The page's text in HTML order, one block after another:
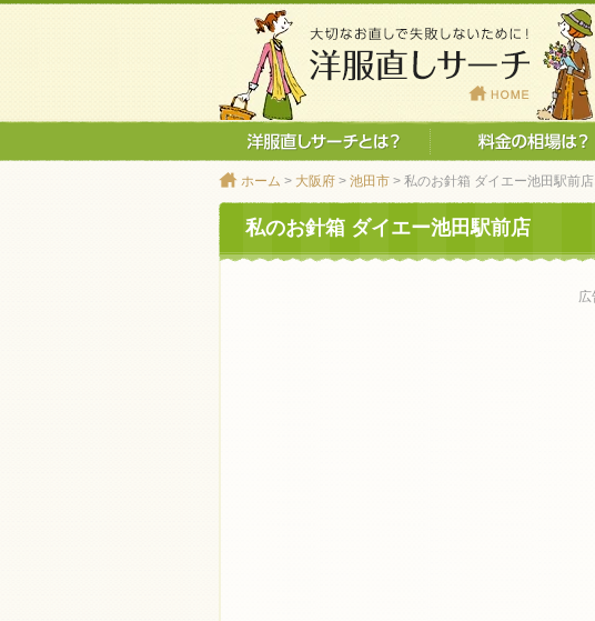
ホーム > 大阪府 > 池田市 > 私のお針箱 ダイエー池田駅前店
私のお針箱 ダイエー池田駅前店